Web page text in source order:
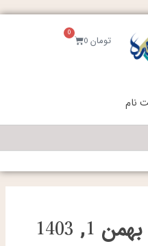
تومان0
0
سبد
خرید
نام
بهمن 1, 1403